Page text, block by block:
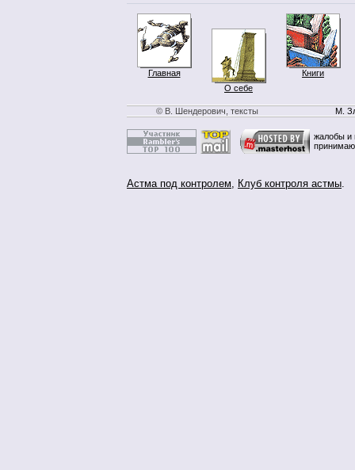
Главная
О себе
Книги
© В. Шендерович, тексты М.
жалобы и
Астма под контролем, Клуб контроля астмы.